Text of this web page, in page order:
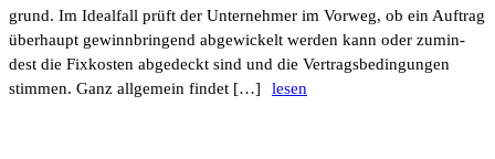
grund. Im Ideal­fall prüft der Unter­nehmer im Vorweg, ob ein Auftrag
über­haupt gewinn­brin­gend abge­wi­ckelt werden kann oder zumin­
dest die Fixkosten abge­deckt sind und die Vertrags­be­din­gungen
stimmen. Ganz allge­mein findet […]
lesen